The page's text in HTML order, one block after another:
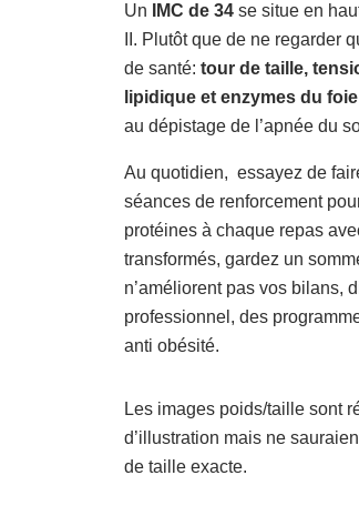
Un IMC de 34 se situe en
II. Plutôt que de ne regarder
de santé: tour de taille,
lipidique et enzymes du foie
au dépistage de l’apnée du
Au quotidien, essayez de
séances de renforcement
protéines à chaque repas
transformés, gardez un
n’améliorent pas vos bilans,
professionnel, des
anti obésité.
Les images poids/taille sont
d’illustration mais ne
de taille exacte.